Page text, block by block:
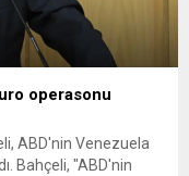
operasonu
ABD'nin Venezuela
Bahçeli, "ABD'nin